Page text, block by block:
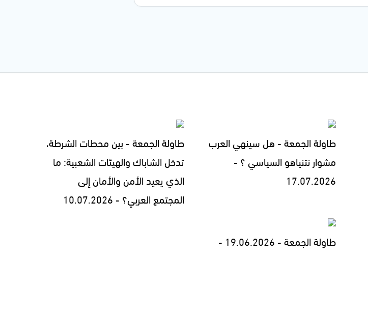
طاولة الجمعة - هل سينهي العرب
مشوار نتنياهو السياسي ؟ -
17.07.2026
طاولة الجمعة - بين محطات الشرطة،
تدخل الشاباك والهيئات الشعبية: ما
الذي يعيد الأمن والأمان إلى
المجتمع العربي؟ - 10.07.2026
طاولة الجمعة - 19.06.2026 -